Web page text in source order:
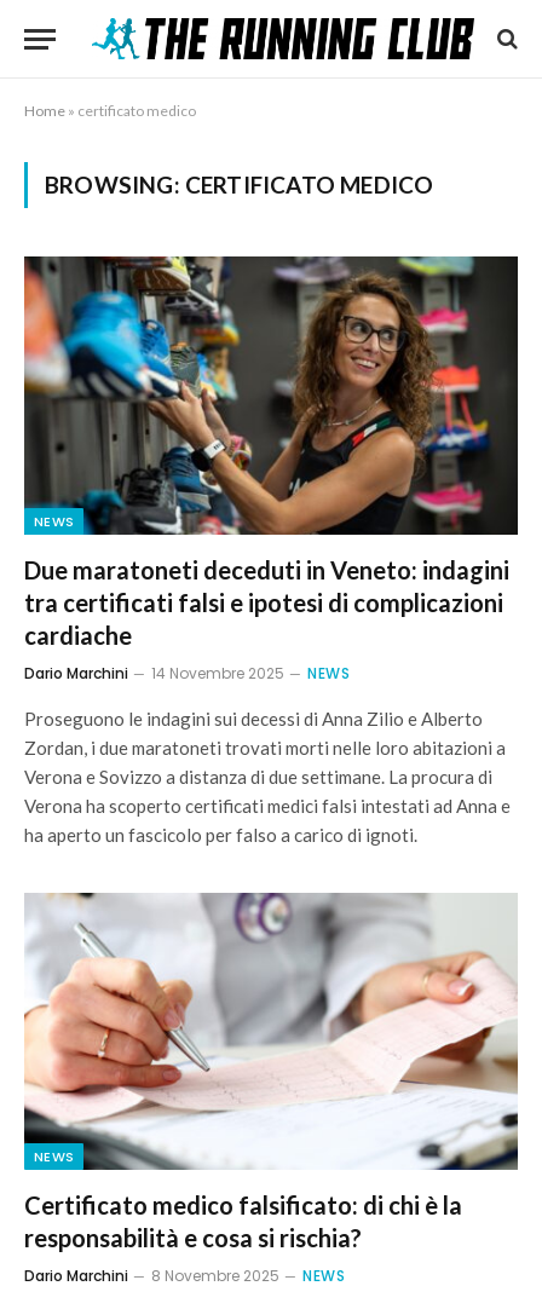
Home » certificato medico
BROWSING: CERTIFICATO MEDICO
NEWS
Due maratoneti deceduti in Veneto: indagini
tra certificati falsi e ipotesi di complicazioni
cardiache
Dario Marchini 14 Novembre 2025 NEWS
Proseguono le indagini sui decessi di Anna Zilio e Alberto
Zordan, i due maratoneti trovati morti nelle loro abitazioni a
Verona e Sovizzo a distanza di due settimane. La procura di
Verona ha scoperto certificati medici falsi intestati ad Anna e
ha aperto un fascicolo per falso a carico di ignoti.
NEWS
Certificato medico falsificato: di chi è la
responsabilità e cosa si rischia?
Dario Marchini 8 Novembre 2025 NEWS